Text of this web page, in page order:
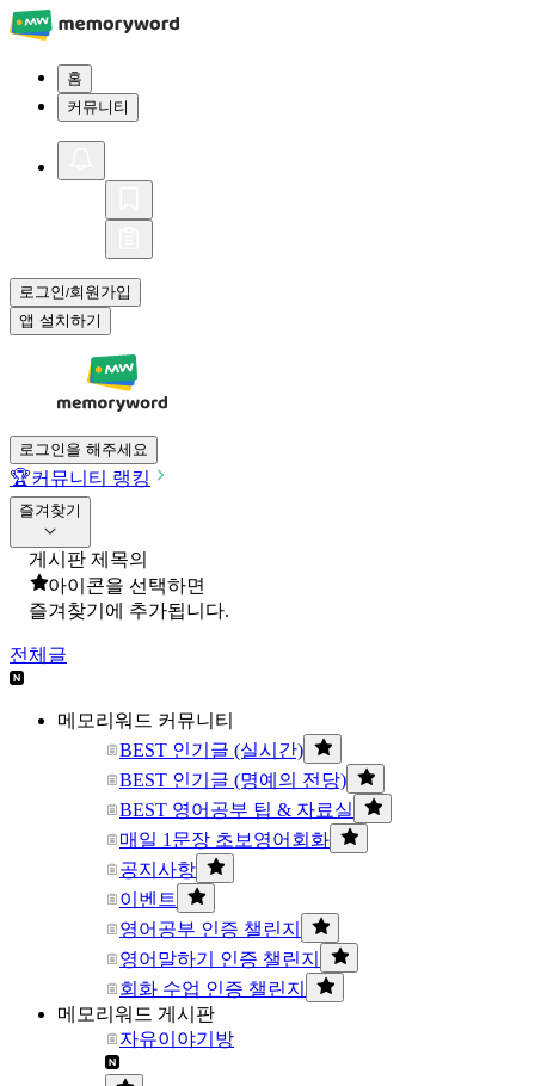
홈
커뮤니티
로그인/회원가입
앱 설치하기
로그인을 해주세요
🏆커뮤니티 랭킹
즐겨찾기
게시판 제목의
아이콘을 선택하면
즐겨찾기에 추가됩니다.
전체글
메모리워드 커뮤니티
BEST 인기글 (실시간)
BEST 인기글 (명예의 전당)
BEST 영어공부 팁 & 자료실
매일 1문장 초보영어회화
공지사항
이벤트
영어공부 인증 챌린지
영어말하기 인증 챌린지
회화 수업 인증 챌린지
메모리워드 게시판
자유이야기방